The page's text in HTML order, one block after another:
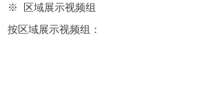
※ 区域展示视频组
按区域展示视频组：